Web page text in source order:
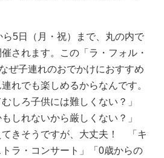
5日（月・祝）まで、丸の内で
されます。この「ラ・フォル・
ぜ子連れのおでかけにおすすめ
れでも楽しめるからなんです。
しろ子供には難しくない？」
しれないから厳しくない？」
てきそうですが、大丈夫！ 「キ
ラ・コンサート」「0歳からの